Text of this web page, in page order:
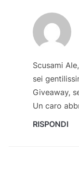
Scusami
sei
Giveaway,
Un caro
RISPONDI